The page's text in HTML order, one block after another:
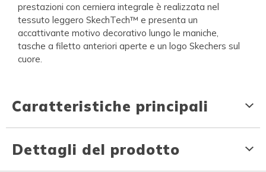
prestazioni con cerniera integrale è realizzata nel
tessuto leggero SkechTech™ e presenta un
accattivante motivo decorativo lungo le maniche,
tasche a filetto anteriori aperte e un logo Skechers sul
cuore.
Caratteristiche principali
Dettagli del prodotto